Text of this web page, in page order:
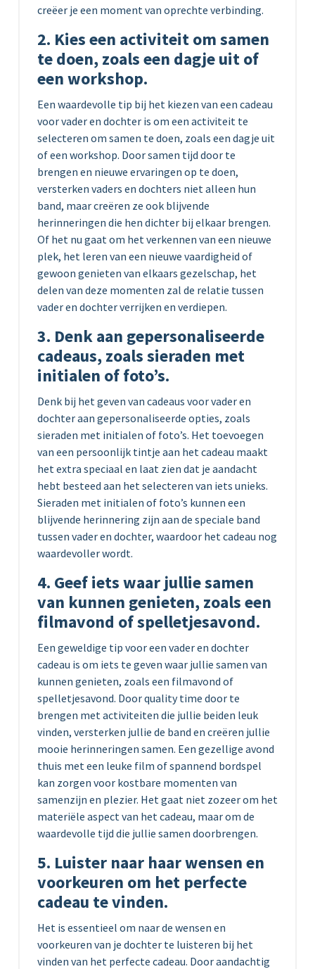
creëer je een moment van oprechte verbinding.
2. Kies een activiteit om samen
te doen, zoals een dagje uit of
een workshop.
Een waardevolle tip bij het kiezen van een cadeau
voor vader en dochter is om een ​​activiteit te
selecteren om samen te doen, zoals een dagje uit
of een workshop. Door samen tijd door te
brengen en nieuwe ervaringen op te doen,
versterken vaders en dochters niet alleen hun
band, maar creëren ze ook blijvende
herinneringen die hen dichter bij elkaar brengen.
Of het nu gaat om het verkennen van een nieuwe
plek, het leren van een nieuwe vaardigheid of
gewoon genieten van elkaars gezelschap, het
delen van deze momenten zal de relatie tussen
vader en dochter verrijken en verdiepen.
3. Denk aan gepersonaliseerde
cadeaus, zoals sieraden met
initialen of foto’s.
Denk bij het geven van cadeaus voor vader en
dochter aan gepersonaliseerde opties, zoals
sieraden met initialen of foto’s. Het toevoegen
van een persoonlijk tintje aan het cadeau maakt
het extra speciaal en laat zien dat je aandacht
hebt besteed aan het selecteren van iets unieks.
Sieraden met initialen of foto’s kunnen een
blijvende herinnering zijn aan de speciale band
tussen vader en dochter, waardoor het cadeau nog
waardevoller wordt.
4. Geef iets waar jullie samen
van kunnen genieten, zoals een
filmavond of spelletjesavond.
Een geweldige tip voor een vader en dochter
cadeau is om iets te geven waar jullie samen van
kunnen genieten, zoals een filmavond of
spelletjesavond. Door quality time door te
brengen met activiteiten die jullie beiden leuk
vinden, versterken jullie de band en creëren jullie
mooie herinneringen samen. Een gezellige avond
thuis met een leuke film of spannend bordspel
kan zorgen voor kostbare momenten van
samenzijn en plezier. Het gaat niet zozeer om het
materiële aspect van het cadeau, maar om de
waardevolle tijd die jullie samen doorbrengen.
5. Luister naar haar wensen en
voorkeuren om het perfecte
cadeau te vinden.
Het is essentieel om naar de wensen en
voorkeuren van je dochter te luisteren bij het
vinden van het perfecte cadeau. Door aandachtig